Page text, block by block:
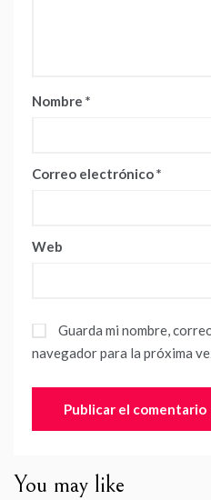
Nombre *
Correo electrónico*
Web
Guarda mi nombre,
navegador para la próxima
You may like